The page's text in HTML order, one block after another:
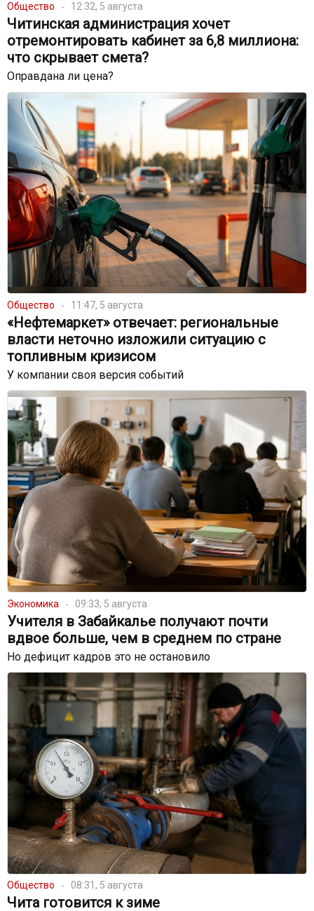
Общество 12:32, 5 августа
Читинская администрация хочет
отремонтировать кабинет за 6,8 миллиона:
что скрывает смета?
Оправдана ли цена?
Общество 11:47, 5 августа
«Нефтемаркет» отвечает: региональные
власти неточно изложили ситуацию с
топливным кризисом
У компании своя версия событий
Экономика 09:33, 5 августа
Учителя в Забайкалье получают почти
вдвое больше, чем в среднем по стране
Но дефицит кадров это не остановило
Общество 08:31, 5 августа
Чита готовится к зиме